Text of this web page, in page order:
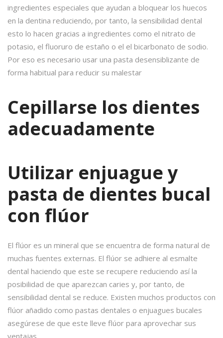
ingredientes especiales que ayudan a bloquear los huecos
en la dentina reduciendo, por tanto, la sensibilidad dental
esto lo hacen gracias a ingredientes como el nitrato de
potasio, el fluoruro de estaño o el el bicarbonato de sodio.
Por eso es necesario usar una pasta desensiblizante de
forma habitual para reducir su malestar
Cepillarse los dientes
adecuadamente
Utilizar enjuague y
pasta de dientes bucal
con flúor
El flúor es un mineral que se encuentra de forma natural de
muchas fuentes externas. El flúor se adhiere al esmalte
dental haciendo que este se recupere reduciendo así la
posibilidad de que aparezcan caries y, por tanto, de
sensibilidad dental se reduce. Existen muchos productos con
flúor añadido como pastas dentales o enjuagues bucales
asegúrese de que este lleve flúor para aprovechar sus
ventajas.